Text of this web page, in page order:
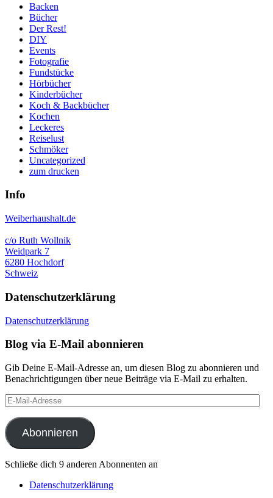
Backen
Bücher
Der Rest!
DIY
Events
Fotografie
Fundstücke
Hörbücher
Kinderbücher
Koch & Backbücher
Kochen
Leckeres
Reiselust
Schmöker
Uncategorized
zum drucken
Info
Weiberhaushalt.de
c/o Ruth Wollnik
Weidpark 7
6280 Hochdorf
Schweiz
Datenschutzerklärung
Datenschutzerklärung
Blog via E-Mail abonnieren
Gib Deine E-Mail-Adresse an, um diesen Blog zu abonnieren und
Benachrichtigungen über neue Beiträge via E-Mail zu erhalten.
E-
Mail-
Adresse
Abonnieren
Schließe dich 9 anderen Abonnenten an
Datenschutzerklärung